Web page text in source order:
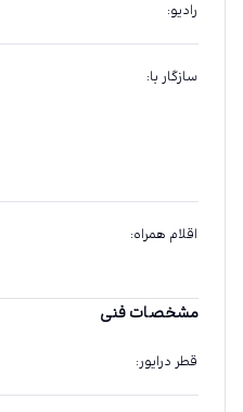
رادیو:
سازگار با:
اقلام همراه:
مشخصات فنی
قطر درایور: